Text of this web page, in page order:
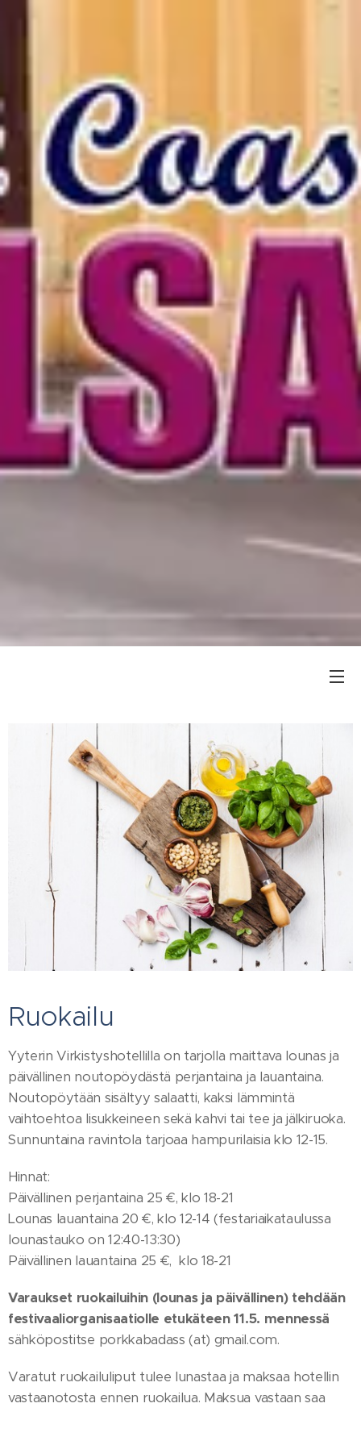
Ruokailu
Yyterin Virkistyshotellilla on tarjolla maittava lounas ja
päivällinen noutopöydästä perjantaina ja lauantaina.
Noutopöytään sisältyy salaatti, kaksi lämmintä
vaihtoehtoa lisukkeineen sekä kahvi tai tee ja jälkiruoka.
Sunnuntaina ravintola tarjoaa hampurilaisia klo 12-15.
Hinnat:
Päivällinen perjantaina 25 €, klo 18-21
Lounas lauantaina 20 €, klo 12-14 (festariaikataulussa
lounastauko on 12:40-13:30)
Päivällinen lauantaina 25 €, klo 18-21
Varaukset ruokailuihin (lounas ja päivällinen) tehdään
festivaaliorganisaatiolle etukäteen 11.5. mennessä
sähköpostitse porkkabadass (at) gmail.com.
Varatut ruokailuliput tulee lunastaa ja maksaa hotellin
vastaanotosta ennen ruokailua. Maksua vastaan saa